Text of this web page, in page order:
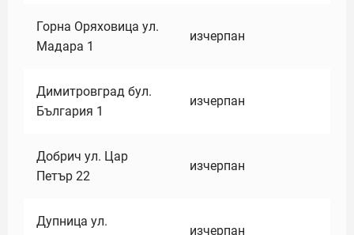
Горна Оряховица ул.
Мадара 1
изчерпан
Димитровград бул.
България 1
изчерпан
Добрич ул. Цар
Петър 22
изчерпан
Дупница ул.
изчерпан